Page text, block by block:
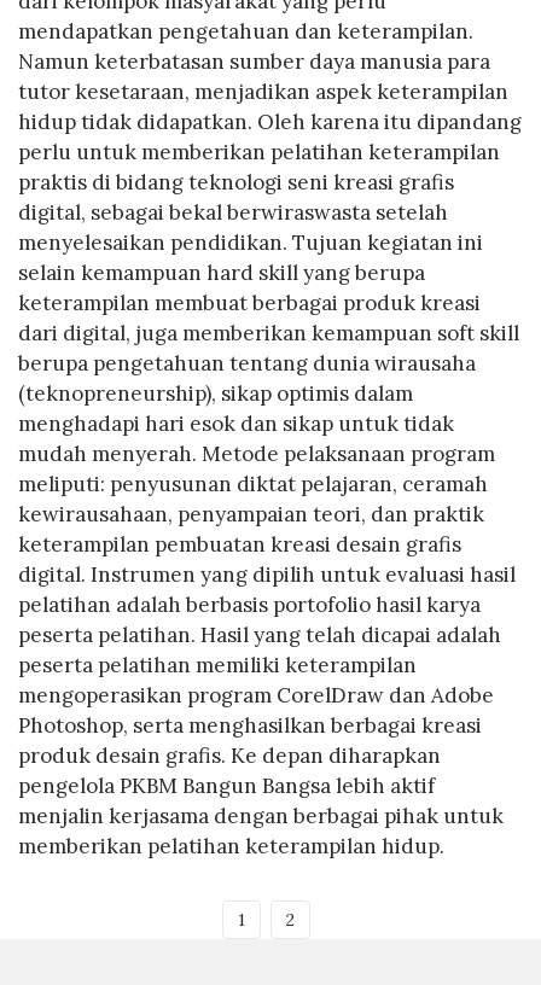
mendapatkan pengetahuan dan keterampilan.
Namun keterbatasan sumber daya manusia para
tutor kesetaraan, menjadikan aspek keterampilan
hidup tidak didapatkan. Oleh karena itu dipandang
perlu untuk memberikan pelatihan keterampilan
praktis di bidang teknologi seni kreasi grafis
digital, sebagai bekal berwiraswasta setelah
menyelesaikan pendidikan. Tujuan kegiatan ini
selain kemampuan hard skill yang berupa
keterampilan membuat berbagai produk kreasi
dari digital, juga memberikan kemampuan soft skill
berupa pengetahuan tentang dunia wirausaha
(teknopreneurship), sikap optimis dalam
menghadapi hari esok dan sikap untuk tidak
mudah menyerah. Metode pelaksanaan program
meliputi: penyusunan diktat pelajaran, ceramah
kewirausahaan, penyampaian teori, dan praktik
keterampilan pembuatan kreasi desain grafis
digital. Instrumen yang dipilih untuk evaluasi hasil
pelatihan adalah berbasis portofolio hasil karya
peserta pelatihan. Hasil yang telah dicapai adalah
peserta pelatihan memiliki keterampilan
mengoperasikan program CorelDraw dan Adobe
Photoshop, serta menghasilkan berbagai kreasi
produk desain grafis. Ke depan diharapkan
pengelola PKBM Bangun Bangsa lebih aktif
menjalin kerjasama dengan berbagai pihak untuk
memberikan pelatihan keterampilan hidup.
1 2